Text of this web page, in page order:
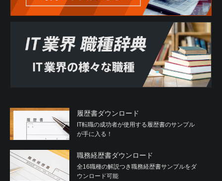
履歴書ダウンロード
IT転職の成功者が使用する履歴書のサンプル
が手に入る！
職務経歴書ダウンロード
全16職種の解説つき職務経歴書サンプルをダ
ウンロード可能